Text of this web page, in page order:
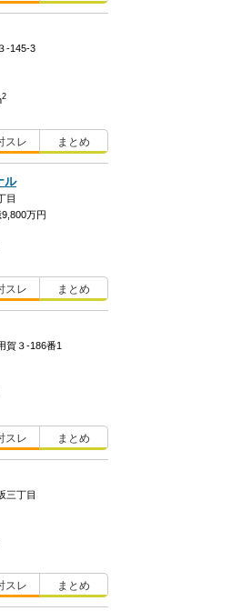
-145-3
2
スレ まとめ
ル
目
万円
スレ まとめ
賀３-186番1
スレ まとめ
三丁目
スレ まとめ